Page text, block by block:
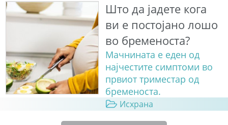
Што да јадете кога
ви е постојано лошо
во бременоста?
Мачнината е еден од
најчестите симптоми во
првиот триместар од
бременоста.
Исхрана